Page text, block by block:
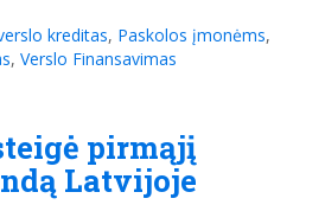
kreditas, Paskolos įmonėms,
, Verslo Finansavimas
pirmąjį
Latvijoje